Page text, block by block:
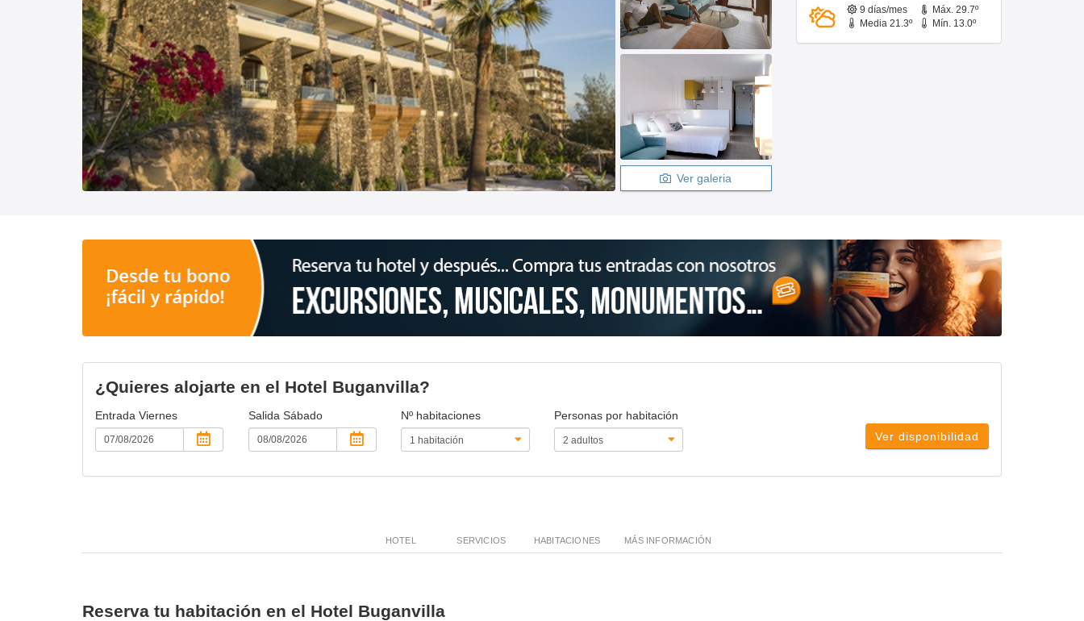
Ver galeria
9 días/mes
Máx. 29.7º
Media 21.3º
Mín. 13.0º
¿Quieres alojarte en el Hotel Buganvilla?
Entrada Viernes Salida Sábado Nº habitaciones
Personas por habitación
Ver disponibilidad
HOTEL SERVICIOS HABITACIONES MÁS INFORMACIÓN
Reserva tu habitación en el Hotel Buganvilla